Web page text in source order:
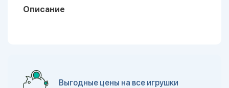
Описание
Выгодные цены на все игрушки